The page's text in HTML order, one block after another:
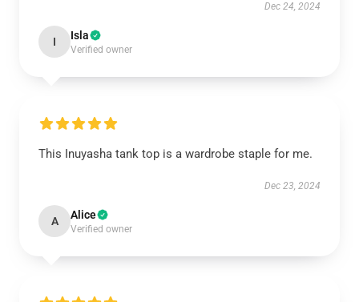
Dec 24, 2024
I Isla
Verified owner
This Inuyasha tank top is a wardrobe staple for me.
Dec 23, 2024
A Alice
Verified owner